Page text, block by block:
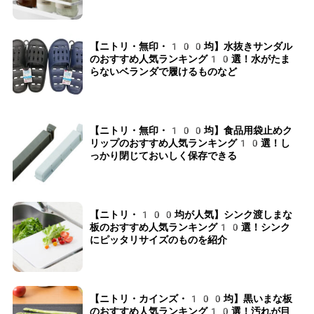
【ニトリ・無印・100均】水抜きサンダル
のおすすめ人気ランキング10選！水がたま
らないベランダで履けるものなど
【ニトリ・無印・100均】食品用袋止めク
リップのおすすめ人気ランキング10選！し
っかり閉じておいしく保存できる
【ニトリ・100均が人気】シンク渡しまな
板のおすすめ人気ランキング10選！シンク
にピッタリサイズのものを紹介
【ニトリ・カインズ・100均】黒いまな板
のおすすめ人気ランキング10選！汚れが目